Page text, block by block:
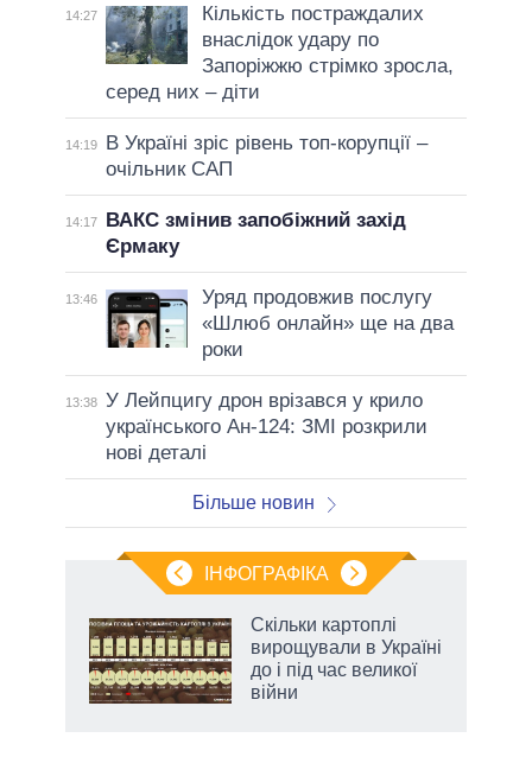
14:27
Кількість постраждалих
внаслідок удару по
Запоріжжю стрімко зросла,
серед них – діти
14:19
В Україні зріс рівень топ-корупції –
очільник САП
14:17
ВАКС змінив запобіжний захід
Єрмаку
13:46
Уряд продовжив послугу
«Шлюб онлайн» ще на два
роки
13:38 У Лейпцигу дрон врізався у крило
українського Ан-124: ЗМІ розкрили
нові деталі
Більше новин
ІНФОГРАФІКА
Скільки картоплі
вирощували в Україні
до і під час великої
війни